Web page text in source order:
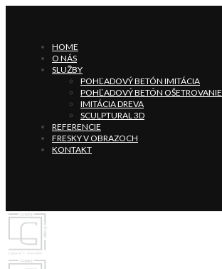
HOME
O NÁS
SLUŽBY
POHĽADOVÝ BETÓN IMITÁCIA
POHĽADOVÝ BETÓN OŠETROVANIE
IMITÁCIA DREVA
SCULPTURAL 3D
REFERENCIE
FRESKY V OBRAZOCH
KONTAKT